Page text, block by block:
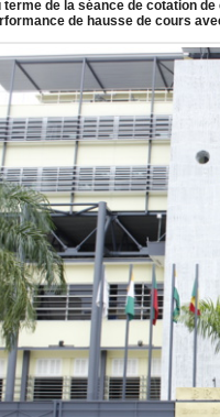
terme de la séance de cotation
de hausse de cours